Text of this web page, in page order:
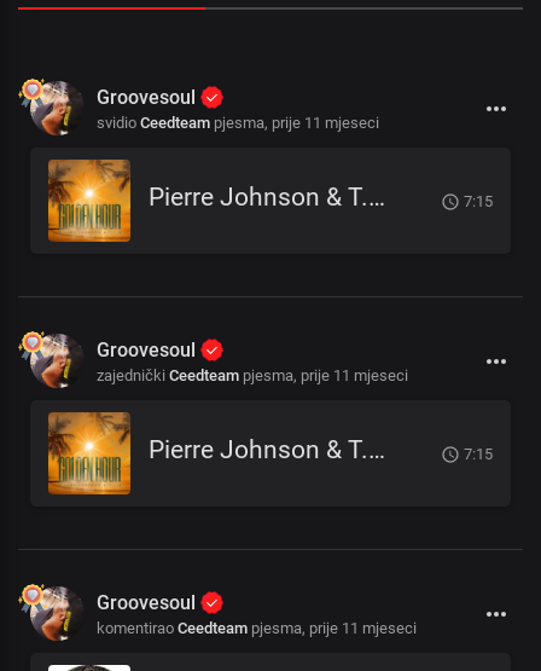
Groovesoul
svidio Ceedteam pjesma, prije 11 mjeseci
Pierre Johnson & T.I.B - Golden Hour 7:15
Groovesoul
zajednički Ceedteam pjesma, prije 11 mjeseci
Pierre Johnson & T.I.B - Golden Hour 7:15
Groovesoul
komentirao Ceedteam pjesma, prije 11 mjeseci